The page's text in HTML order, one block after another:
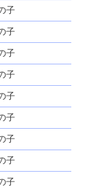
子
子
子
子
子
子
子
子
子